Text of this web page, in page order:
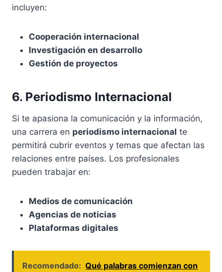
incluyen:
Cooperación internacional
Investigación en desarrollo
Gestión de proyectos
6. Periodismo Internacional
Si te apasiona la comunicación y la información,
una carrera en periodismo internacional te
permitirá cubrir eventos y temas que afectan las
relaciones entre países. Los profesionales
pueden trabajar en:
Medios de comunicación
Agencias de noticias
Plataformas digitales
Recomendado: Qué palabras comienzan con